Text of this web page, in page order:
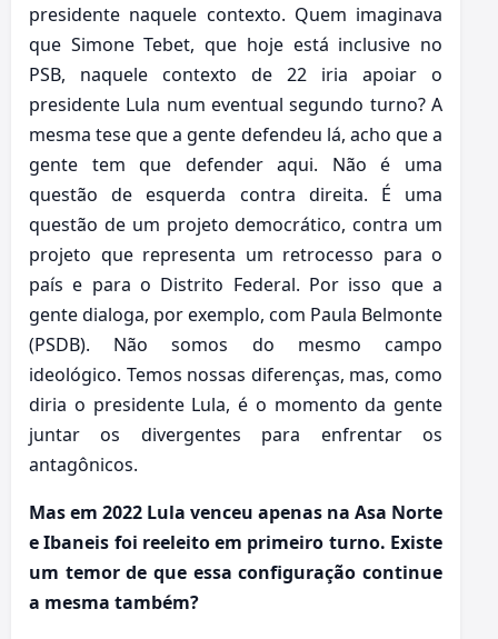
presidente naquele contexto. Quem imaginava
que Simone Tebet, que hoje está inclusive no
PSB, naquele contexto de 22 iria apoiar o
presidente Lula num eventual segundo turno? A
mesma tese que a gente defendeu lá, acho que a
gente tem que defender aqui. Não é uma
questão de esquerda contra direita. É uma
questão de um projeto democrático, contra um
projeto que representa um retrocesso para o
país e para o Distrito Federal. Por isso que a
gente dialoga, por exemplo, com Paula Belmonte
(PSDB). Não somos do mesmo campo
ideológico. Temos nossas diferenças, mas, como
diria o presidente Lula, é o momento da gente
juntar os divergentes para enfrentar os
antagônicos.
Mas em 2022 Lula venceu apenas na Asa Norte
e Ibaneis foi reeleito em primeiro turno. Existe
um temor de que essa configuração continue
a mesma também?